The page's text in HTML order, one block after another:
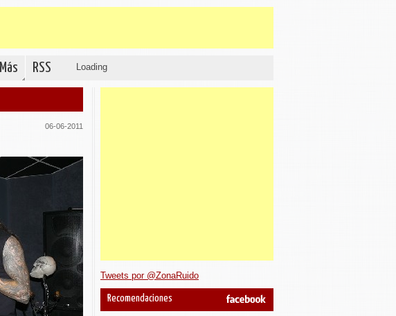
Más RSS Loading
06-06-2011
Tweets por @ZonaRuido
Recomendaciones